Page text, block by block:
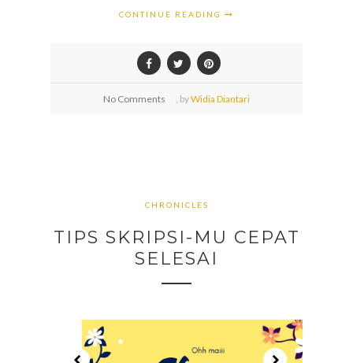
CONTINUE READING
No Comments byWidia Diantari
CHRONICLES
TIPS SKRIPSI-MU CEPAT
SELESAI